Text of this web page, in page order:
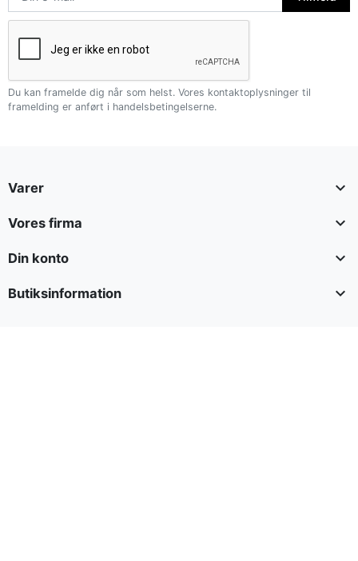
Du kan framelde dig når som helst. Vores kontaktoplysninger til
framelding er anført i handelsbetingelserne.
Varer 
Vores firma 
Din konto 
Butiksinformation 